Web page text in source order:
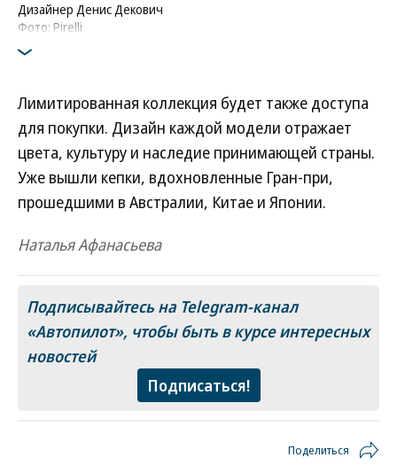
Дизайнер Денис Декович
Фото: Pirelli
Лимитированная коллекция будет также доступа
для покупки. Дизайн каждой модели отражает
цвета, культуру и наследие принимающей страны.
Уже вышли кепки, вдохновленные Гран-при,
прошедшими в Австралии, Китае и Японии.
Наталья Афанасьева
Подписывайтесь на Telegram-канал
«Автопилот», чтобы быть в курсе интересных
новостей
Подписаться!
Поделиться